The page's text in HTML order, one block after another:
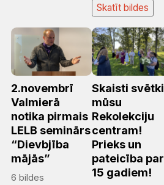
Skatīt bildes
2.novembrī
Valmierā
notika pirmais
LELB seminārs
“Dievbjība
mājās”
6 bildes
Skaisti svētki
mūsu
Rekolekciju
centram!
Prieks un
pateicība par
15 gadiem!